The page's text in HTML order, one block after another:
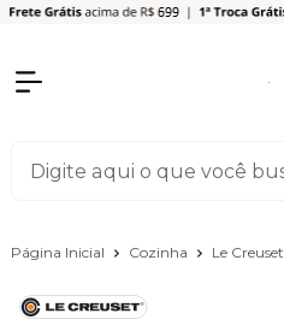
Página Inicial Cozinha Le Creuset